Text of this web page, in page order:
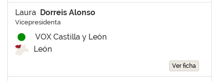
Laura Dorreis Alonso
Vicepresidenta
VOX Castilla y León
León
Ver ficha